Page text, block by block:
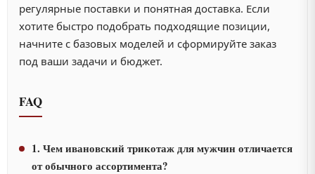
регулярные поставки и понятная доставка. Если
хотите быстро подобрать подходящие позиции,
начните с базовых моделей и сформируйте заказ
под ваши задачи и бюджет.
FAQ
1. Чем ивановский трикотаж для мужчин отличается
от обычного ассортимента?